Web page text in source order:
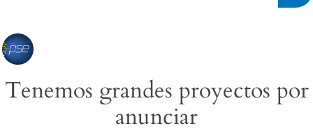
Tenemos grandes proyectos por
anunciar